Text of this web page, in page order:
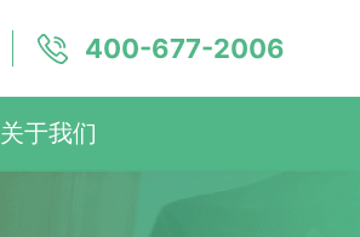
400-677-2006
关于我们